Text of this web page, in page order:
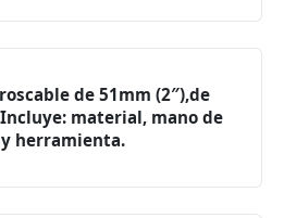
de 51mm (2″),de
material, mano de
herramienta.